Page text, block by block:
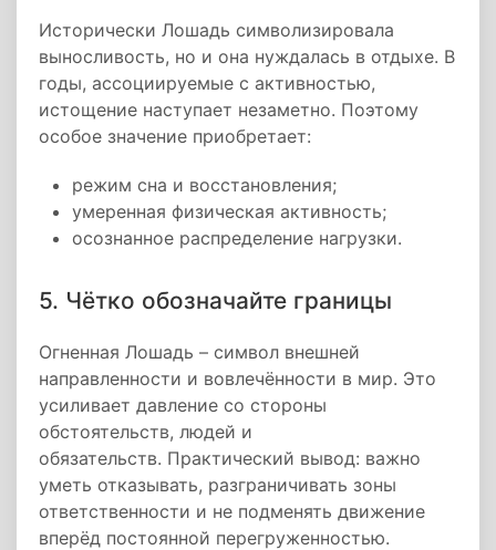
Исторически Лошадь символизировала
выносливость, но и она нуждалась в отдыхе. В
годы, ассоциируемые с активностью,
истощение наступает незаметно. Поэтому
особое значение приобретает:
режим сна и восстановления;
умеренная физическая активность;
осознанное распределение нагрузки.
5. Чётко обозначайте границы
Огненная Лошадь – символ внешней
направленности и вовлечённости в мир. Это
усиливает давление со стороны
обстоятельств, людей и
обязательств. Практический вывод: важно
уметь отказывать, разграничивать зоны
ответственности и не подменять движение
вперёд постоянной перегруженностью.